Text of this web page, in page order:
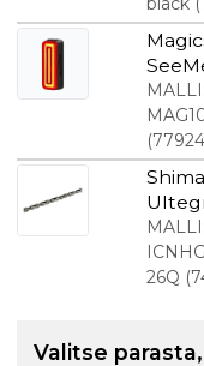
V2
jossa
valo
n
MALLI:
(77924
11-
ketju,
MALLI:
26Q (
Valitse